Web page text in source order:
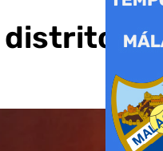
distrito